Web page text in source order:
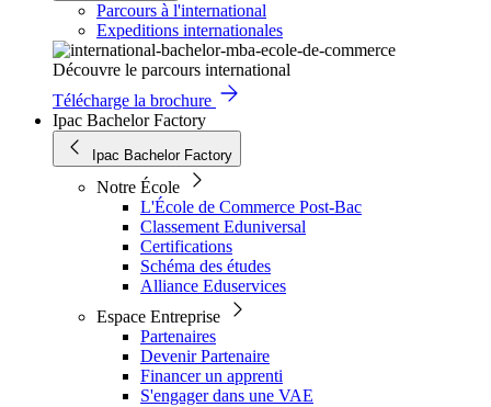
Parcours à l'international
Expeditions internationales
Découvre le parcours international
Télécharge la brochure
Ipac Bachelor Factory
Ipac Bachelor Factory
Notre École
L'École de Commerce Post-Bac
Classement Eduniversal
Certifications
Schéma des études
Alliance Eduservices
Espace Entreprise
Partenaires
Devenir Partenaire
Financer un apprenti
S'engager dans une VAE